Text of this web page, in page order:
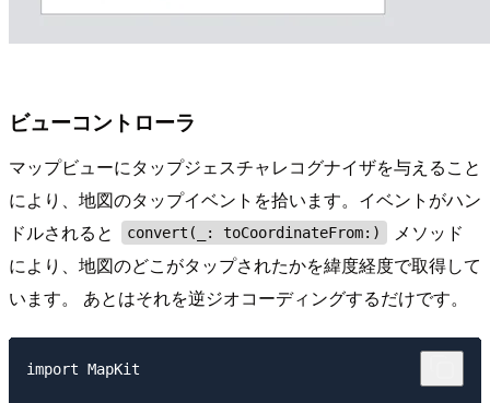
ビューコントローラ
マップビューにタップジェスチャレコグナイザを与えること
により、地図のタップイベントを拾います。イベントがハン
ドルされると
convert(_: toCoordinateFrom:)
メソッド
により、地図のどこがタップされたかを緯度経度で取得して
います。 あとはそれを逆ジオコーディングするだけです。
import MapKit